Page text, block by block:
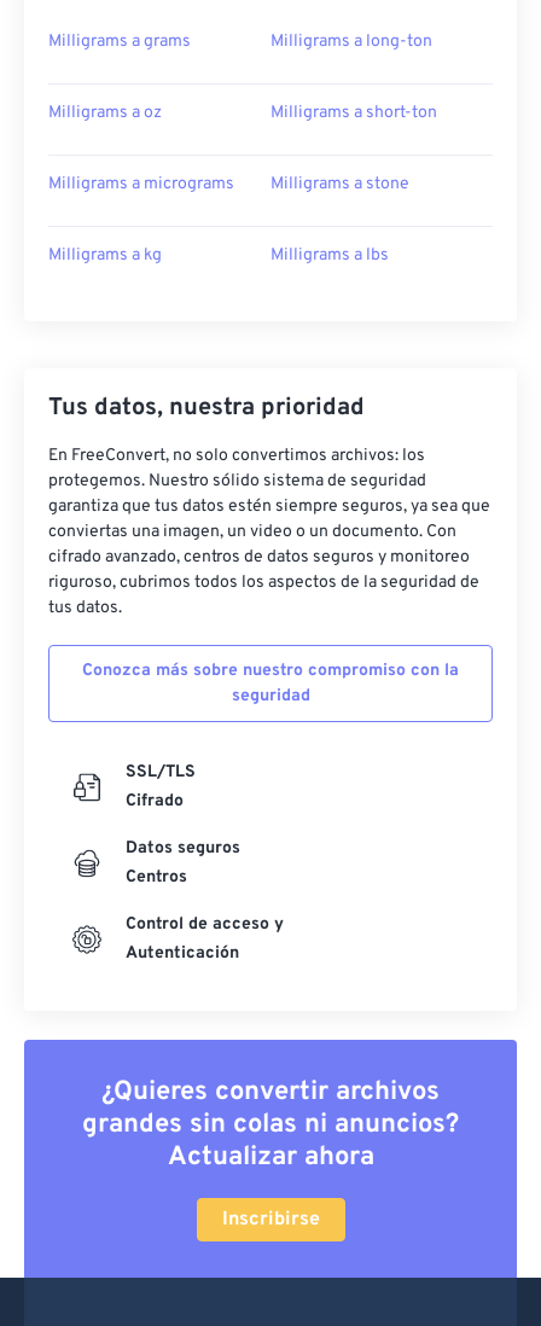
Milligrams a grams Milligrams a long-ton
Milligrams a oz Milligrams a short-ton
Milligrams a micrograms Milligrams a stone
Milligrams a kg Milligrams a lbs
Tus datos, nuestra prioridad
En FreeConvert, no solo convertimos archivos: los
protegemos. Nuestro sólido sistema de seguridad
garantiza que tus datos estén siempre seguros, ya sea que
conviertas una imagen, un video o un documento. Con
cifrado avanzado, centros de datos seguros y monitoreo
riguroso, cubrimos todos los aspectos de la seguridad de
tus datos.
Conozca más sobre nuestro compromiso con la
seguridad
SSL/TLS
Cifrado
Datos seguros
Centros
Control de acceso y
Autenticación
¿Quieres convertir archivos
grandes sin colas ni anuncios?
Actualizar ahora
Inscribirse